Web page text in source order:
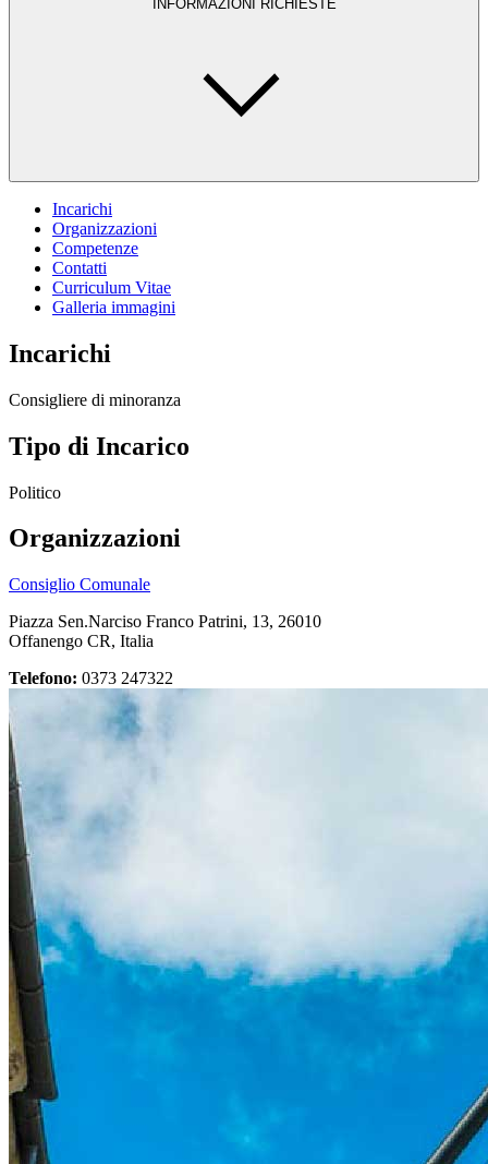
INFORMAZIONI RICHIESTE
Incarichi
Organizzazioni
Competenze
Contatti
Curriculum Vitae
Galleria immagini
Incarichi
Consigliere di minoranza
Tipo di Incarico
Politico
Organizzazioni
Consiglio Comunale
Piazza Sen.Narciso Franco Patrini, 13, 26010
Offanengo CR, Italia
Telefono: 0373 247322